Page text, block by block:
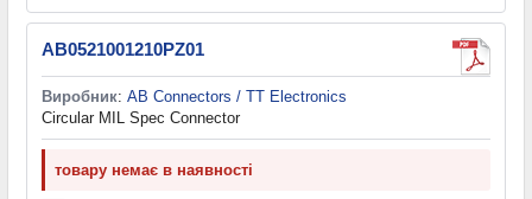
AB0521001210PZ01
Виробник: AB Connectors / TT Electronics
Circular MIL Spec Connector
товару немає в наявності